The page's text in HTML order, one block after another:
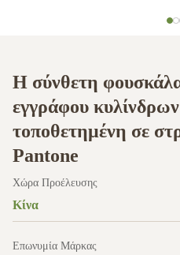
Η σύνθετη
εγγράφου
τοποθετημένη σε
Pantone
Χώρα Προέλευσης
Κίνα
Επωνυμία Μάρκας